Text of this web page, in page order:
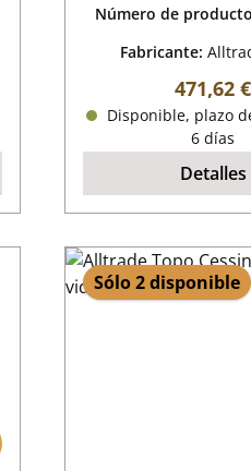
Número de
Fabricante:
Precio
471,62 €
Disponible, plazo
6 días
Detalles
Sólo 2 disponible